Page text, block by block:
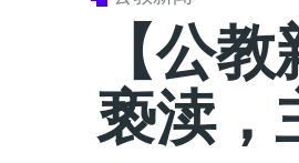
【公
亵渎，